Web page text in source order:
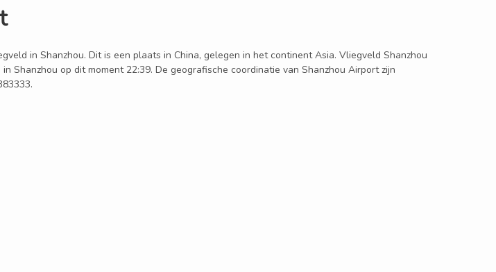
in Shanzhou. Dit is een plaats in China, gelegen in het continent Asia. Vliegveld Shanzhou
Shanzhou op dit moment 22:39. De geografische coordinatie van Shanzhou Airport zijn